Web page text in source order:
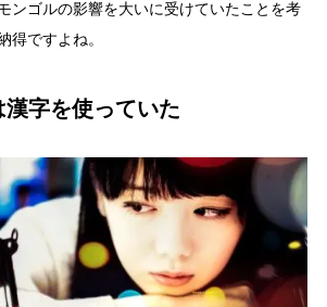
ンゴルの影響を大いに受けていたことを考
得ですよね。
字を使っていた